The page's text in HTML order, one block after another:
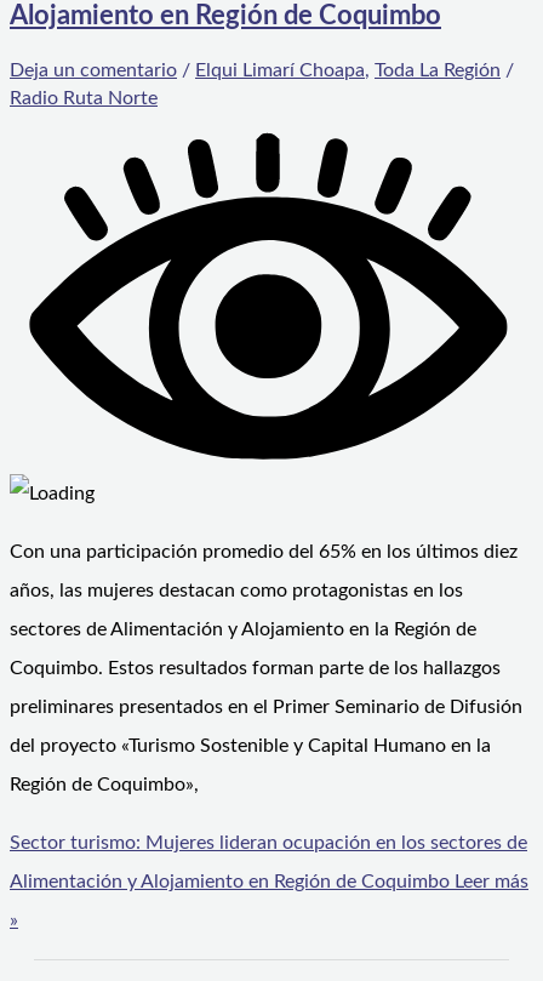
Alojamiento en Región de Coquimbo
Deja un comentario / Elqui Limarí Choapa, Toda La Región /
Radio Ruta Norte
Con una participación promedio del 65% en los últimos diez
años, las mujeres destacan como protagonistas en los
sectores de Alimentación y Alojamiento en la Región de
Coquimbo. Estos resultados forman parte de los hallazgos
preliminares presentados en el Primer Seminario de Difusión
del proyecto «Turismo Sostenible y Capital Humano en la
Región de Coquimbo»,
Sector turismo: Mujeres lideran ocupación en los sectores de
Alimentación y Alojamiento en Región de Coquimbo Leer más
»